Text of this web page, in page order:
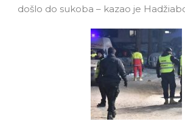
došlo do sukoba – kazao je